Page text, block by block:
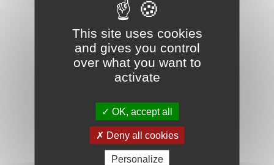
EXPÉDITION EN 24H
EXPÉDITION À L'INTERNATIONAL
This site uses cookies
and gives you control
over what you want to
activate
OK, accept all
Deny all cookies
Personalize